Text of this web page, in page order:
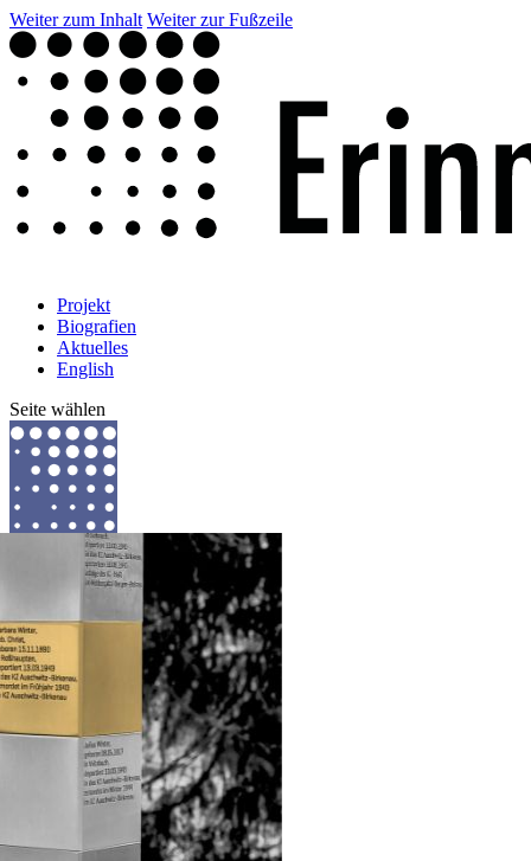
Weiter zum Inhalt Weiter zur Fußzeile
Projekt
Biografien
Aktuelles
English
Seite wählen
Projekt
Biografien
Aktuelles